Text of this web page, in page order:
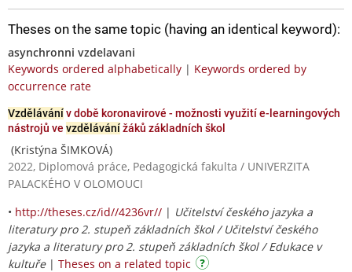
Theses on the same topic (having an identical keyword):
asynchronni vzdelavani
Keywords ordered alphabetically | Keywords ordered by
occurrence rate
Vzdělávánív době koronavirové - možnosti využití e-learningových
nástrojů ve vzdělávánížáků základních škol
(Kristýna ŠIMKOVÁ)
2022, Diplomová práce, Pedagogická fakulta / UNIVERZITA
PALACKÉHO V OLOMOUCI
• http://theses.cz/id//4236vr// | Učitelství českého jazyka a
literatury pro 2. stupeň základních škol / Učitelství českého
jazyka a literatury pro 2. stupeň základních škol / Edukace v
kultuře| Theses on a related topic